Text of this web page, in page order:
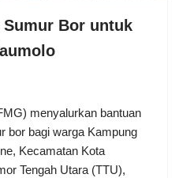
Sumur Bor untuk
menyalurkan bantuan
bor bagi warga Kampung
Kecamatan Kota
Tengah Utara (TTU),